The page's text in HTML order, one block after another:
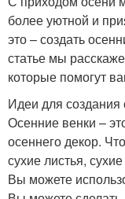
более уютной и
это – создать
статье мы
которые помогут
Идеи для создания
Осенние венки –
осеннего декор.
сухие листья,
Вы можете